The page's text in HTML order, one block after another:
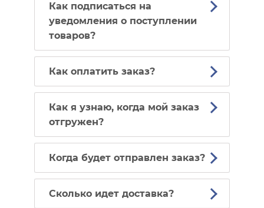
Как подписаться на
уведомления о поступлении
товаров?
Как оплатить заказ?
Как я узнаю, когда мой заказ
отгружен?
Когда будет отправлен заказ?
Сколько идет доставка?